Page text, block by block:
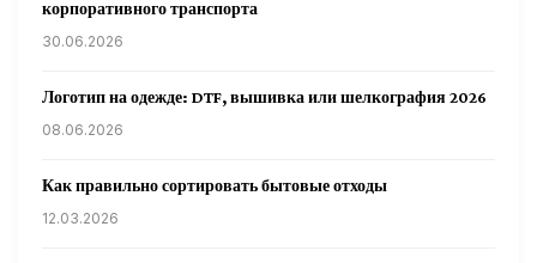
корпоративного транспорта
30.06.2026
Логотип на одежде: DTF, вышивка или шелкография 2026
08.06.2026
Как правильно сортировать бытовые отходы
12.03.2026